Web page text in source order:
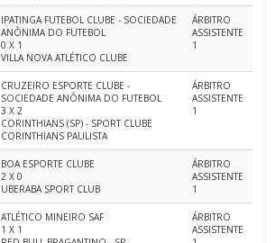
IPATINGA FUTEBOL CLUBE - SOCIEDADE
ANÔNIMA DO FUTEBOL
0 X 1
VILLA NOVA ATLÉTICO CLUBE
ÁRBITRO
ASSISTENTE
1
CRUZEIRO ESPORTE CLUBE -
SOCIEDADE ANÔNIMA DO FUTEBOL
3 X 2
CORINTHIANS (SP) - SPORT CLUBE
CORINTHIANS PAULISTA
ÁRBITRO
ASSISTENTE
1
BOA ESPORTE CLUBE
2 X 0
UBERABA SPORT CLUB
ÁRBITRO
ASSISTENTE
1
ATLÉTICO MINEIRO SAF
1 X 1
ÁRBITRO
ASSISTENTE